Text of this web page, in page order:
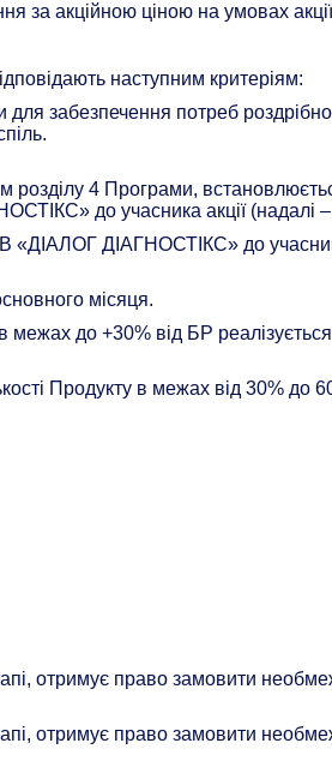
за акційною ціною на умовах
наступним критеріям:
забезпечення потреб
розділу 4 Програми,
до учасника акції (надалі
«ДІАЛОГ ДІАГНОСТІКС» до
місяця.
до +30% від БР реалізується
Продукту в межах від 30% до
отримує право замовити
отримує право замовити